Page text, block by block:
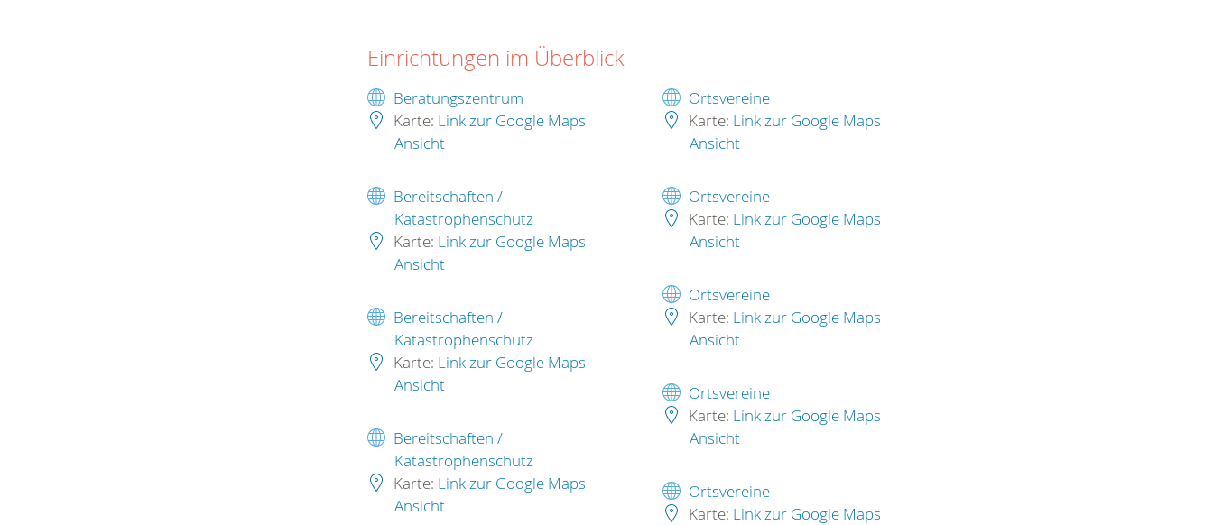
Einrichtungen im Überblick
Beratungszentrum
Karte: Link zur Google Maps
Ansicht
Bereitschaften /
Katastrophenschutz
Karte: Link zur Google Maps
Ansicht
Bereitschaften /
Katastrophenschutz
Karte: Link zur Google Maps
Ansicht
Bereitschaften /
Katastrophenschutz
Karte: Link zur Google Maps
Ansicht
Ortsvereine
Karte: Link zur Google Maps
Ansicht
Ortsvereine
Karte: Link zur Google Maps
Ansicht
Ortsvereine
Karte: Link zur Google Maps
Ansicht
Ortsvereine
Karte: Link zur Google Maps
Ansicht
Ortsvereine
Karte: Link zur Google Maps